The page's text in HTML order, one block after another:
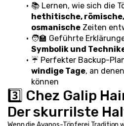
hethitische,
osmanische Zeiten
Symbolik und
☔ Perfekter Backup-
windige Tage, an
können
3️⃣ Chez Galip
Der skurrilste